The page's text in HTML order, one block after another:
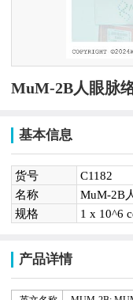
MuM-2B人眼脉
基本信息
货号
C1182
名称
MuM-2B
规格
1 x 10^6
产品详情